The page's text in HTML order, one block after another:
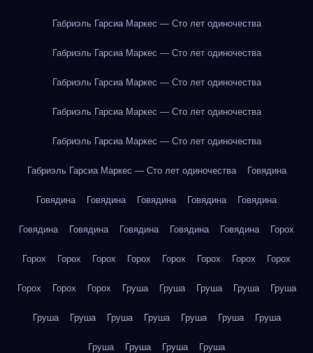
Габриэль Гарсиа Маркес — Сто лет одиночества
Габриэль Гарсиа Маркес — Сто лет одиночества
Габриэль Гарсиа Маркес — Сто лет одиночества
Габриэль Гарсиа Маркес — Сто лет одиночества
Габриэль Гарсиа Маркес — Сто лет одиночества
Габриэль Гарсиа Маркес — Сто лет одиночества Говядина
Говядина Говядина Говядина Говядина Говядина
Говядина Говядина Говядина Говядина Говядина Горох
Горох Горох Горох Горох Горох Горох Горох Горох
Горох Горох Горох Груша Груша Груша Груша Груша
Груша Груша Груша Груша Груша Груша Груша
Груша Груша Груша Груша